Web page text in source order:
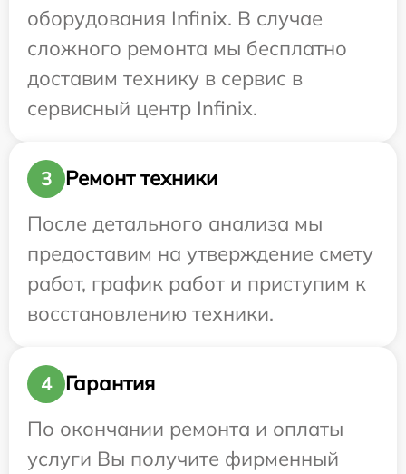
оборудования Infinix. В случае
сложного ремонта мы бесплатно
доставим технику в сервис в
сервисный центр Infinix.
3
Ремонт техники
После детального анализа мы
предоставим на утверждение смету
работ, график работ и приступим к
восстановлению техники.
4
Гарантия
По окончании ремонта и оплаты
услуги Вы получите фирменный